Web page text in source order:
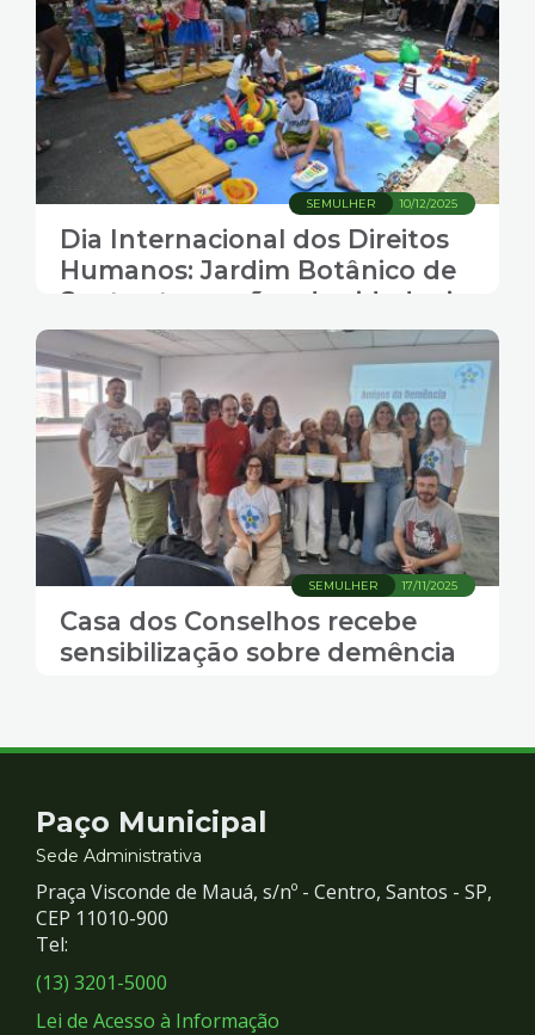
10/12/2025
SEMULHER
Dia Internacional dos Direitos
Humanos: Jardim Botânico de
Santos tem ações de cidadania,
saúde e lazer
17/11/2025
SEMULHER
Casa dos Conselhos recebe
sensibilização sobre demência
Contato
e
Redes
Sociais
Paço Municipal
Sede Administrativa
Praça Visconde de Mauá, s/nº - Centro, Santos - SP,
CEP 11010-900
Tel:
(13) 3201-5000
Lei de Acesso à Informação